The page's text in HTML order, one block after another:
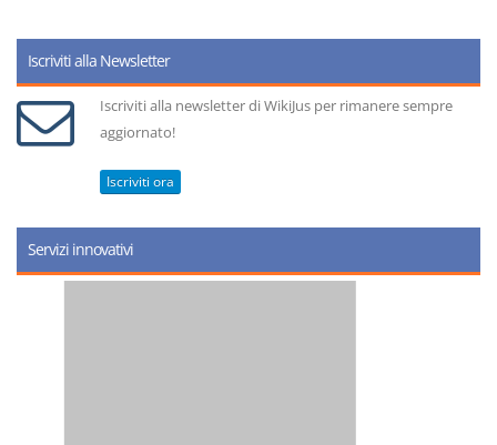
Iscriviti alla Newsletter
Iscriviti alla newsletter di WikiJus per rimanere sempre
aggiornato!
Iscriviti ora
Servizi innovativi